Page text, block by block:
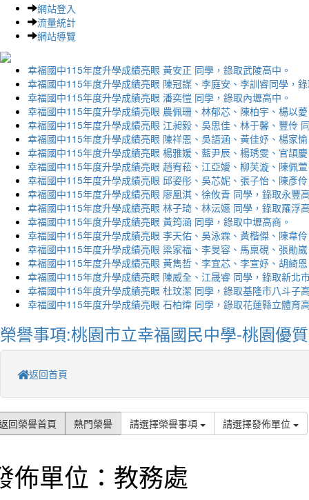
網站登入
流量統計
網站導覽
幸福國中115年度升學成績亮眼 黃安正 同學，錄取武陵高中。
幸福國中115年度升學成績亮眼 陳冠謀、李庭安、李訓睿同學，
幸福國中115年度升學成績亮眼 潘奕愷 同學，錄取內壢高中。
幸福國中115年度升學成績亮眼 農佩珊、林郁芯、陳柏宇、楊以
幸福國中115年度升學成績亮眼 江昶毅、吳思佳、林于馨、豐伶
幸福國中115年度升學成績亮眼 陳祥恩、吳語涵、黃佳妤、楊家
幸福國中115年度升學成績亮眼 楊雅媛、藍尹辰、楊琇雯、官頡
幸福國中115年度升學成績亮眼 趙宥菘、江亞嬡、柳芙漩、陳佩
幸福國中115年度升學成績亮眼 邱姿彤、吳芯妮、張子怡、陳彥
幸福國中115年度升學成績亮眼 廖凰淇、徐攸青 同學，錄取永豐
幸福國中115年度升學成績亮眼 林子琦、林沄嬨 同學，錄取羅浮
幸福國中115年度升學成績亮眼 黃筠涵 同學，錄取中壢高商。
幸福國中115年度升學成績亮眼 李天佑、吳泳霖、黃楷傑、陳韋
幸福國中115年度升學成績亮眼 梁家福、李旻容、馬稟硯、張勛
幸福國中115年度升學成績亮眼 黃雋哲、李宜芯、李宣妤、胡綺
幸福國中115年度升學成績亮眼 陳威全、江晟睿 同學，錄取新北
幸福國中115年度升學成績亮眼 杜玟潔 同學，錄取基隆市八斗子
幸福國中115年度升學成績亮眼 石柏煒 同學，錄取花蓮縣立體育
榮譽事項:桃園市立幸福國民中學-桃園優
返回首頁
回榮譽首頁 熱門榮譽 請選擇榮譽事項 請選擇發佈單位
佈單位：教務處